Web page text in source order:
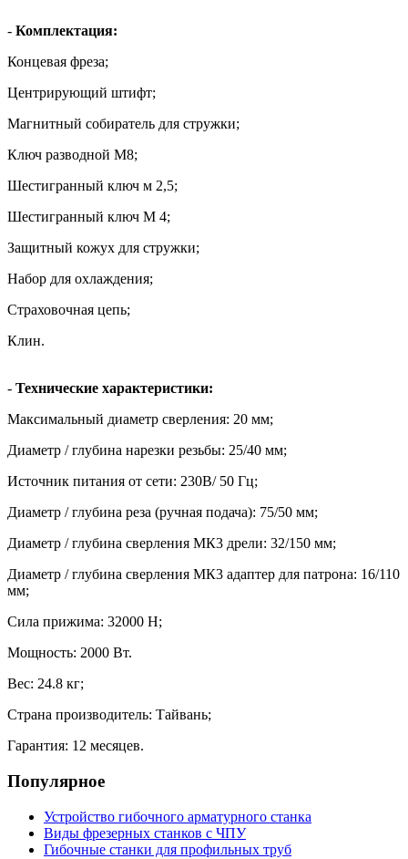
- Комплектация:
Концевая фреза;
Центрирующий штифт;
Магнитный собиратель для стружки;
Ключ разводной М8;
Шестигранный ключ м 2,5;
Шестигранный ключ М 4;
Защитный кожух для стружки;
Набор для охлаждения;
Страховочная цепь;
Клин.
- Технические характеристики:
Максимальный диаметр сверления: 20 мм;
Диаметр / глубина нарезки резьбы: 25/40 мм;
Источник питания от сети: 230В/ 50 Гц;
Диаметр / глубина реза (ручная подача): 75/50 мм;
Диаметр / глубина сверления МК3 дрели: 32/150 мм;
Диаметр / глубина сверления МК3 адаптер для патрона: 16/110
мм;
Сила прижима: 32000 Н;
Мощность: 2000 Вт.
Вес: 24.8 кг;
Страна производитель: Тайвань;
Гарантия: 12 месяцев.
Популярное
Устройство гибочного арматурного станка
Виды фрезерных станков с ЧПУ
Гибочные станки для профильных труб